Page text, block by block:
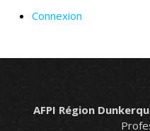
Connexion
AFPI Région